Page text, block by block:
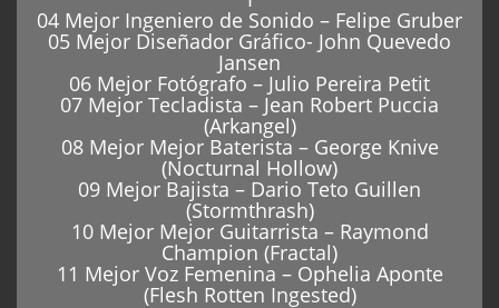
04 Mejor Ingeniero de Sonido – Felipe Gruber
05 Mejor Diseñador Gráfico- John Quevedo
Jansen
06 Mejor Fotógrafo – Julio Pereira Petit
07 Mejor Tecladista – Jean Robert Puccia
(Arkangel)
08 Mejor Mejor Baterista – George Knive
(Nocturnal Hollow)
09 Mejor Bajista – Dario Teto Guillen
(Stormthrash)
10 Mejor Mejor Guitarrista – Raymond
Champion (Fractal)
11 Mejor Voz Femenina – Ophelia Aponte
(Flesh Rotten Ingested)